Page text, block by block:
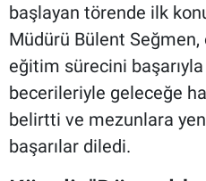
başlayan törende ilk
Müdürü Bülent Seğmen,
eğitim sürecini
becerileriyle geleceğe
belirtti ve mezunlara
başarılar diledi.